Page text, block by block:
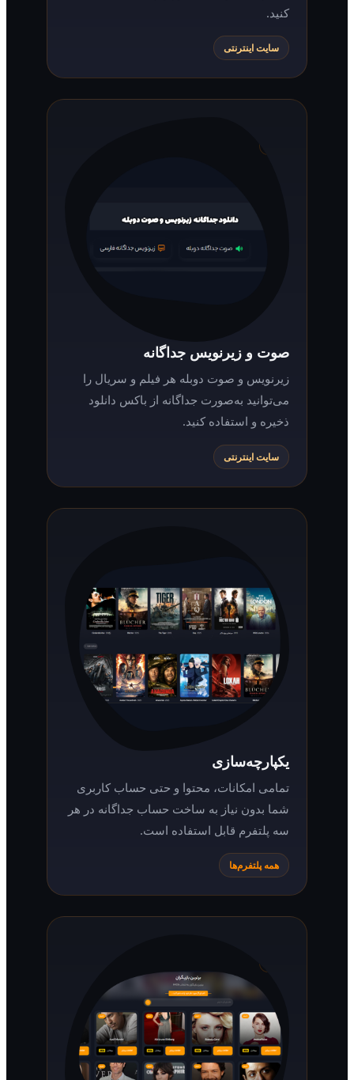
سایت اینترنتی
صوت و زیرنویس جداگانه
زیرنویس و صوت دوبله هر فیلم و سریال را
می‌توانید به‌صورت جداگانه از باکس دانلود
ذخیره و استفاده کنید.
سایت اینترنتی
یکپارچه‌سازی
تمامی امکانات، محتوا و حتی حساب کاربری
شما بدون نیاز به ساخت حساب جداگانه در هر
سه پلتفرم قابل استفاده است.
همه پلتفرم‌ها